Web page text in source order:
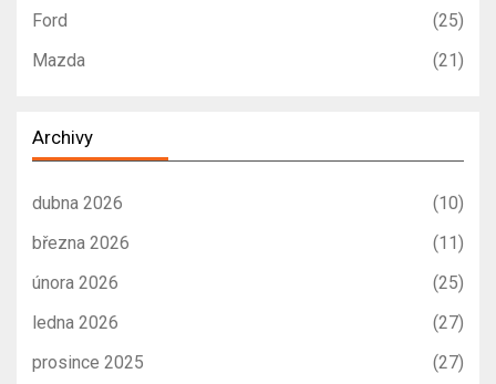
Ford
(25)
Mazda
(21)
Archivy
dubna 2026
(10)
března 2026
(11)
února 2026
(25)
ledna 2026
(27)
prosince 2025
(27)